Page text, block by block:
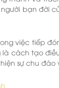
bạn đời
việc tiếp
cách tạo
sự chu